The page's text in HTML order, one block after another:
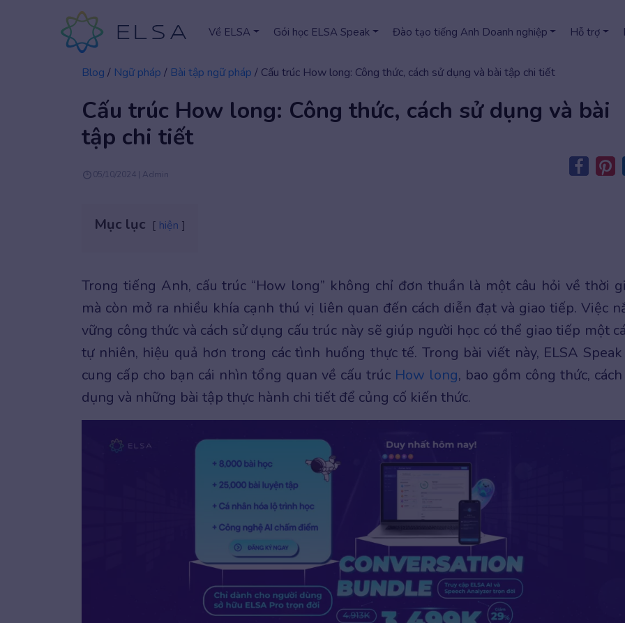
Về ELSA Gói học ELSA Speak Đào tạo tiếng Anh Doanh nghiệp Hỗ trợ
Blog / Ngữ pháp / Bài tập ngữ pháp / Cấu trúc How long: Công thức, cách sử dụng và bài tập chi tiết
Cấu trúc How long: Công thức, cách sử dụng và bài
tập chi tiết
05/10/2024 | Admin
Mục lục hiện
Trong tiếng Anh, cấu trúc “How long” không chỉ đơn thuần là một câu hỏi về thời
mà còn mở ra nhiều khía cạnh thú vị liên quan đến cách diễn đạt và giao tiếp. Việc
vững công thức và cách sử dụng cấu trúc này sẽ giúp người học có thể giao tiếp một
tự nhiên, hiệu quả hơn trong các tình huống thực tế. Trong bài viết này, ELSA
cung cấp cho bạn cái nhìn tổng quan về cấu trúc How long, bao gồm công thức,
dụng và những bài tập thực hành chi tiết để củng cố kiến thức.